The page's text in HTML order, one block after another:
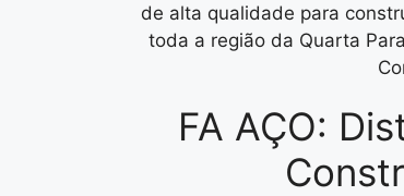
de alta qualidade para
toda a região da Quarta
FA AÇO: